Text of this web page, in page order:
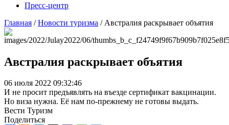
Пресс-центр
Главная /Новости туризма / Австралия раскрывает объятия
Австралия раскрывает объятия
06 июля 2022 09:32:46
И не просит предъявлять на въезде сертификат вакцинации.
Но виза нужна. Её нам по-прежнему не готовы выдать.
Вести Туризм
Поделиться